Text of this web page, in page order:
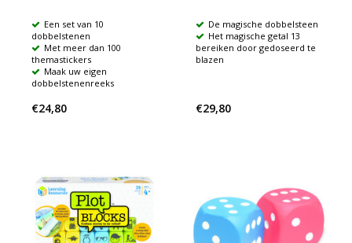
Een set van 10
dobbelstenen
Met meer dan 100
themastickers
Maak uw eigen
dobbelstenenreeks
€24,80
De magische dobbelsteen
Het magische getal 13
bereiken door gedoseerd te
blazen
€29,80